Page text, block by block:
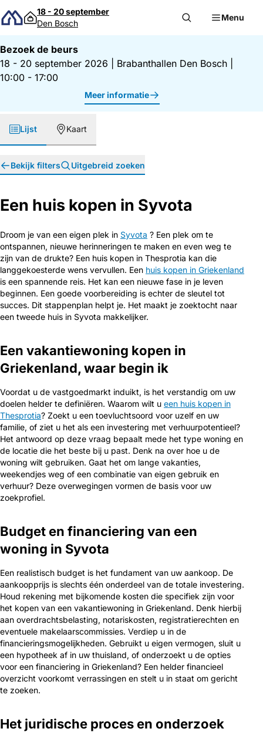
Direct naar inhoud
18 - 20 september
Den Bosch
Menu
Bezoek de beurs
18 - 20 september 2026
Brabanthallen Den Bosch
10:00 - 17:00
Meer informatie
Lijst Kaart
Bekijk filters Uitgebreid zoeken
Een huis kopen in Syvota
Droom je van een eigen plek in Syvota ? Een plek om te
ontspannen, nieuwe herinneringen te maken en even weg te
zijn van de drukte? Een huis kopen in Thesprotia kan die
langgekoesterde wens vervullen. Een huis kopen in Griekenland
is een spannende reis. Het kan een nieuwe fase in je leven
beginnen. Een goede voorbereiding is echter de sleutel tot
succes. Dit stappenplan helpt je. Het maakt je zoektocht naar
een tweede huis in Syvota makkelijker.
Een vakantiewoning kopen in
Griekenland, waar begin ik
Voordat u de vastgoedmarkt induikt, is het verstandig om uw
doelen helder te definiëren. Waarom wilt u een huis kopen in
Thesprotia? Zoekt u een toevluchtsoord voor uzelf en uw
familie, of ziet u het als een investering met verhuurpotentieel?
Het antwoord op deze vraag bepaalt mede het type woning en
de locatie die het beste bij u past. Denk na over hoe u de
woning wilt gebruiken. Gaat het om lange vakanties,
weekendjes weg of een combinatie van eigen gebruik en
verhuur? Deze overwegingen vormen de basis voor uw
zoekprofiel.
Budget en financiering van een
woning in Syvota
Een realistisch budget is het fundament van uw aankoop. De
aankoopprijs is slechts één onderdeel van de totale investering.
Houd rekening met bijkomende kosten die specifiek zijn voor
het kopen van een vakantiewoning in Griekenland. Denk hierbij
aan overdrachtsbelasting, notariskosten, registratierechten en
eventuele makelaarscommissies. Verdiep u in de
financieringsmogelijkheden. Gebruikt u eigen vermogen, sluit u
een hypotheek af in uw thuisland, of onderzoekt u de opties
voor een financiering in Griekenland? Een helder financieel
overzicht voorkomt verrassingen en stelt u in staat om gericht
te zoeken.
Het juridische proces en onderzoek